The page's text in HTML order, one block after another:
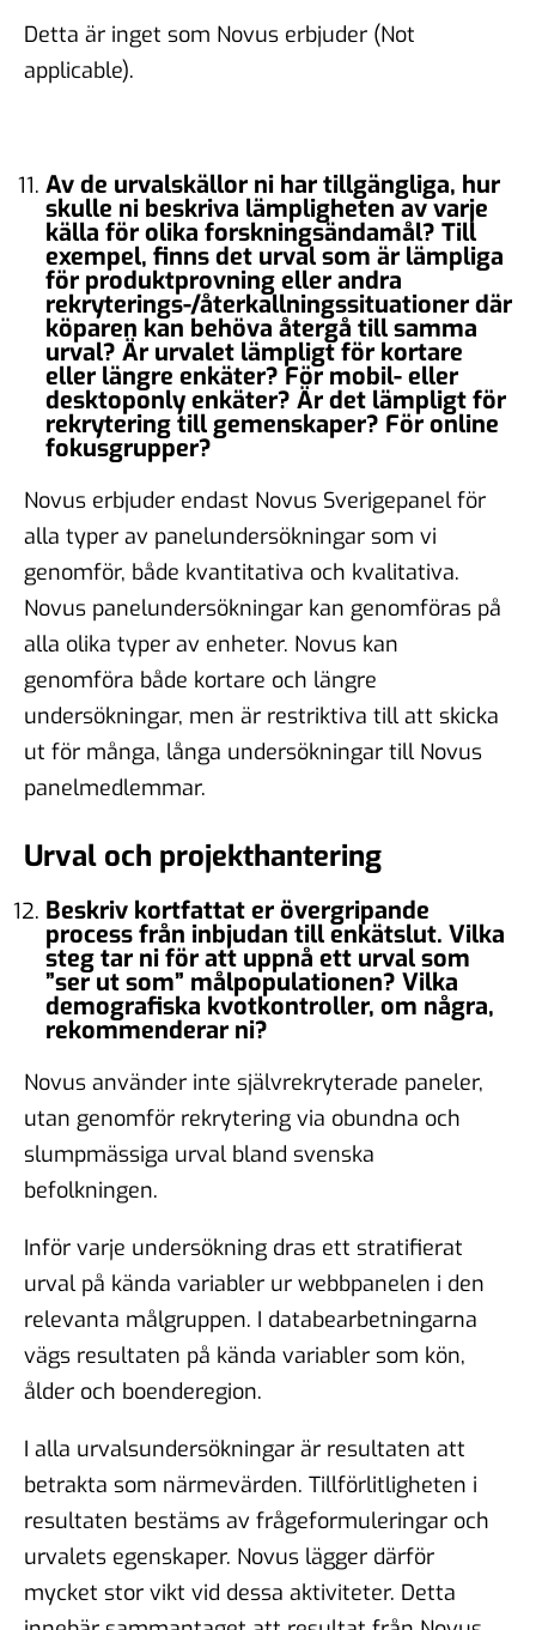
Detta är inget som Novus erbjuder (Not
applicable).
Av de urvalskällor ni har tillgängliga, hur
skulle ni beskriva lämpligheten av varje
källa för olika forskningsändamål? Till
exempel, finns det urval som är lämpliga
för produktprovning eller andra
rekryterings-/återkallningssituationer där
köparen kan behöva återgå till samma
urval? Är urvalet lämpligt för kortare
eller längre enkäter? För mobil- eller
desktoponly enkäter? Är det lämpligt för
rekrytering till gemenskaper? För online
fokusgrupper?
Novus erbjuder endast Novus Sverigepanel för
alla typer av panelundersökningar som vi
genomför, både kvantitativa och kvalitativa.
Novus panelundersökningar kan genomföras på
alla olika typer av enheter. Novus kan
genomföra både kortare och längre
undersökningar, men är restriktiva till att skicka
ut för många, långa undersökningar till Novus
panelmedlemmar.
Urval och projekthantering
Beskriv kortfattat er övergripande
process från inbjudan till enkätslut. Vilka
steg tar ni för att uppnå ett urval som
”ser ut som” målpopulationen? Vilka
demografiska kvotkontroller, om några,
rekommenderar ni?
Novus använder inte självrekryterade paneler,
utan genomför rekrytering via obundna och
slumpmässiga urval bland svenska
befolkningen.
Inför varje undersökning dras ett stratifierat
urval på kända variabler ur webbpanelen i den
relevanta målgruppen. I databearbetningarna
vägs resultaten på kända variabler som kön,
ålder och boenderegion.
I alla urvalsundersökningar är resultaten att
betrakta som närmevärden. Tillförlitligheten i
resultaten bestäms av frågeformuleringar och
urvalets egenskaper. Novus lägger därför
mycket stor vikt vid dessa aktiviteter. Detta